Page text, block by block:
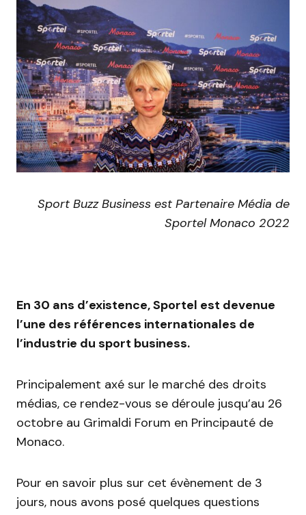
Sport Buzz Business est Partenaire Média de
Sportel Monaco 2022
En 30 ans d’existence, Sportel est devenue
l’une des références internationales de
l’industrie du sport business.
Principalement axé sur le marché des droits
médias, ce rendez-vous se déroule jusqu’au 26
octobre au Grimaldi Forum en Principauté de
Monaco.
Pour en savoir plus sur cet évènement de 3
jours, nous avons posé quelques questions